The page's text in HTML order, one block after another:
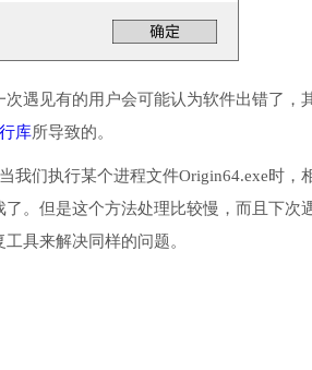
遇见有的用户会可能认为软件出错了，
库所导致的。
我们执行某个进程文件Origin64.exe时，
。但是这个方法处理比较慢，而且下次
具来解决同样的问题。